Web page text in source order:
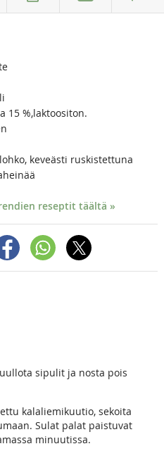
15 %,laktoositon.
keveästi ruskistettuna
reseptit täältä »
sipulit ja nosta pois
kalaliemikuutio, sekoita
Sulat palat paistuvat
minuutissa.